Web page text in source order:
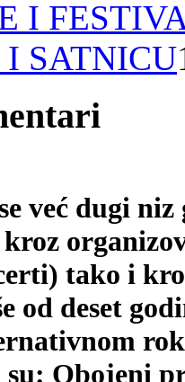
I
SATNICU
već dugi
kroz
tako i
od deset
su: Obojeni